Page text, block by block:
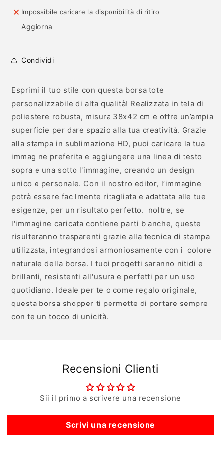
Impossibile caricare la disponibilità di ritiro
Aggiorna
Condividi
Esprimi il tuo stile con questa borsa tote
personalizzabile di alta qualità! Realizzata in tela di
poliestere robusta, misura 38x42 cm e offre un’ampia
superficie per dare spazio alla tua creatività. Grazie
alla stampa in sublimazione HD, puoi caricare la tua
immagine preferita e aggiungere una linea di testo
sopra e una sotto l'immagine, creando un design
unico e personale. Con il nostro editor, l’immagine
potrà essere facilmente ritagliata e adattata alle tue
esigenze, per un risultato perfetto. Inoltre, se
l'immagine caricata contiene parti bianche, queste
risulteranno trasparenti grazie alla tecnica di stampa
utilizzata, integrandosi armoniosamente con il colore
naturale della borsa. I tuoi progetti saranno nitidi e
brillanti, resistenti all'usura e perfetti per un uso
quotidiano. Ideale per te o come regalo originale,
questa borsa shopper ti permette di portare sempre
con te un tocco di unicità.
Recensioni Clienti
Sii il primo a scrivere una recensione
Scrivi una recensione